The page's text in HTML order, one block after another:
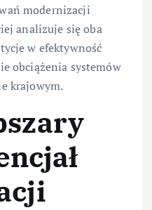
modernizacji
analizuje się oba
w efektywność
obciążenia systemów
krajowym.